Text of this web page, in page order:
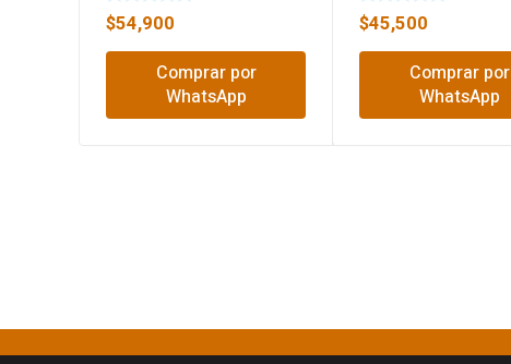
$54,900
Comprar por
WhatsApp
$45,500
Comprar por
WhatsApp